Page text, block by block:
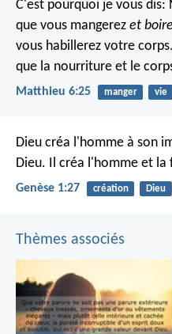
C'est pourquoi je vous dis:
que vous mangerez et
vous habillerez votre
que la nourriture et le
Matthieu 6:25 manger vie
Dieu créa l'homme à son
Dieu. Il créa l'homme et la
Genèse 1:27 création Dieu
Thèmes associés